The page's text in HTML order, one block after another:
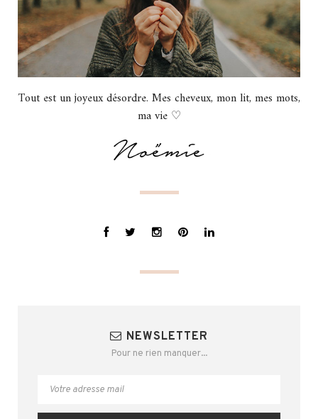
Tout est un joyeux désordre. Mes cheveux, mon lit, mes mots,
ma vie ♡
NEWSLETTER
Pour ne rien manquer...